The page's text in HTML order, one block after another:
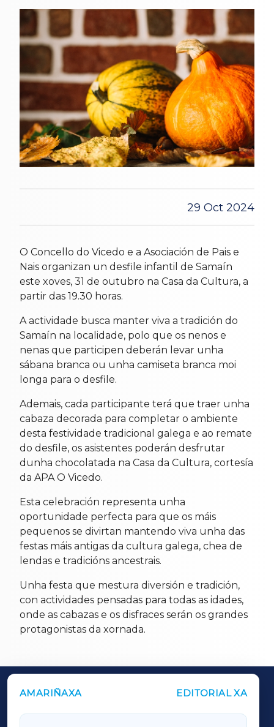
29 Oct 2024
O Concello do Vicedo e a Asociación de Pais e
Nais organizan un desfile infantil de Samaín
este xoves, 31 de outubro na Casa da Cultura, a
partir das 19.30 horas.
A actividade busca manter viva a tradición do
Samaín na localidade, polo que os nenos e
nenas que participen deberán levar unha
sábana branca ou unha camiseta branca moi
longa para o desfile.
Ademais, cada participante terá que traer unha
cabaza decorada para completar o ambiente
desta festividade tradicional galega e ao remate
do desfile, os asistentes poderán desfrutar
dunha chocolatada na Casa da Cultura, cortesía
da APA O Vicedo.
Esta celebración representa unha
oportunidade perfecta para que os máis
pequenos se divirtan mantendo viva unha das
festas máis antigas da cultura galega, chea de
lendas e tradicións ancestrais.
Unha festa que mestura diversión e tradición,
con actividades pensadas para todas as idades,
onde as cabazas e os disfraces serán os grandes
protagonistas da xornada.
AMARIÑAXA EDITORIAL XA
OUTROS PERIÓDICOS